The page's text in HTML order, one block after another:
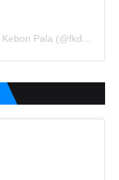
Sebuah kiriman dibagikan oleh FKDM Kebon Pala (@fkdm_kebonpala)